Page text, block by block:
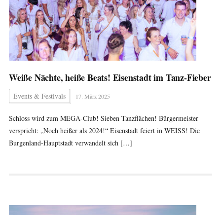
Weiße Nächte, heiße Beats! Eisenstadt im Tanz-Fieber
Events & Festivals 17. März 2025
Schloss wird zum MEGA-Club! Sieben Tanzflächen! Bürgermeister
verspricht: „Noch heißer als 2024!“ Eisenstadt feiert in WEISS! Die
Burgenland-Hauptstadt verwandelt sich […]